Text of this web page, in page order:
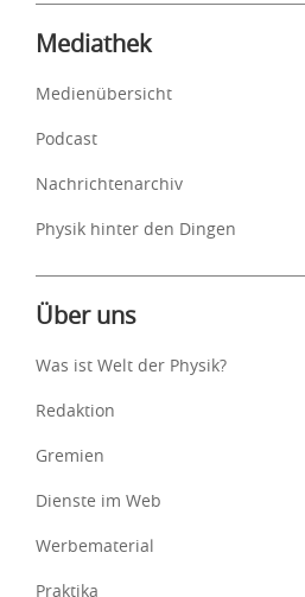
Mediathek
Medienübersicht
Podcast
Nachrichtenarchiv
Physik hinter den Dingen
Über uns
Was ist Welt der Physik?
Redaktion
Gremien
Dienste im Web
Werbematerial
Praktika